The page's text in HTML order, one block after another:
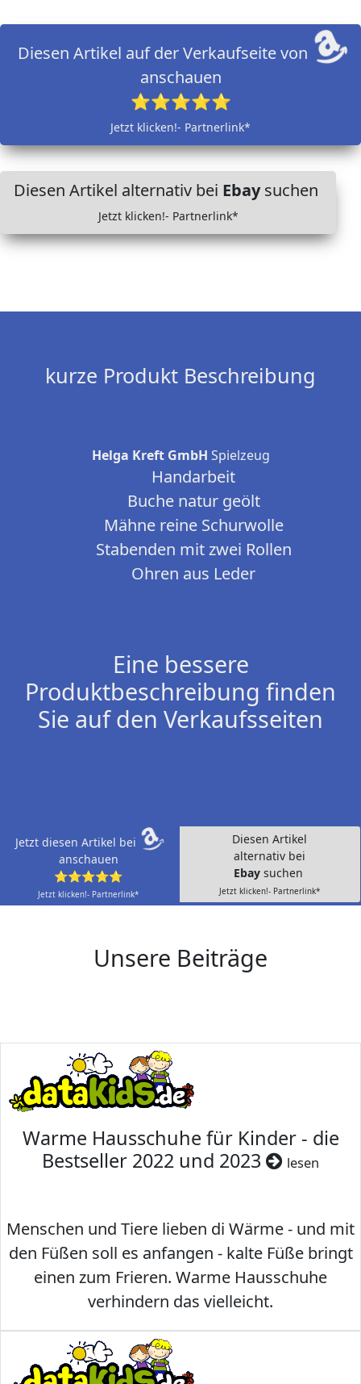
Diesen Artikel auf der Verkaufseite von
anschauen
⭐⭐⭐⭐⭐
Jetzt klicken!- Partnerlink*
Diesen Artikel alternativ bei Ebaysuchen
Jetzt klicken!- Partnerlink*
kurze Produkt Beschreibung
Helga Kreft GmbH Spielzeug
Handarbeit
Buche natur geölt
Mähne reine Schurwolle
Stabenden mit zwei Rollen
Ohren aus Leder
Eine bessere
Produktbeschreibung finden
Sie auf den Verkaufsseiten
Jetzt diesen Artikel bei
anschauen
⭐⭐⭐⭐⭐
Jetzt klicken!- Partnerlink*
Diesen Artikel
alternativ bei
Ebay suchen
Jetzt klicken!- Partnerlink*
Unsere Beiträge
Warme Hausschuhe für Kinder - die
Bestseller 2022 und 2023
lesen
Menschen und Tiere lieben di Wärme - und mit
den Füßen soll es anfangen - kalte Füße bringt
einen zum Frieren. Warme Hausschuhe
verhindern das vielleicht.